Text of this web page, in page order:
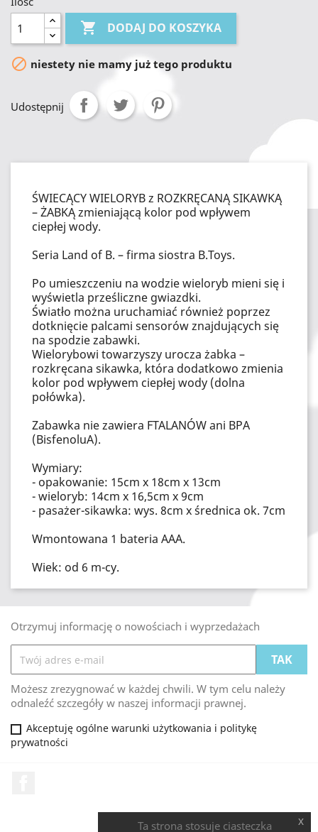
 DODAJ DO KOSZYKA
 niestety nie mamy już tego produktu
Udostępnij
ŚWIECĄCY WIELORYB z ROZKRĘCANĄ SIKAWKĄ
– ŻABKĄ zmieniającą kolor pod wpływem
ciepłej wody.
Seria Land of B. – firma siostra B.Toys.
Po umieszczeniu na wodzie wieloryb mieni się i
wyświetla prześliczne gwiazdki.
Światło można uruchamiać również poprzez
dotknięcie palcami sensorów znajdujących się
na spodzie zabawki.
Wielorybowi towarzyszy urocza żabka –
rozkręcana sikawka, która dodatkowo zmienia
kolor pod wpływem ciepłej wody (dolna
połówka).
Zabawka nie zawiera FTALANÓW ani BPA
(BisfenoluA).
Wymiary:
- opakowanie: 15cm x 18cm x 13cm
- wieloryb: 14cm x 16,5cm x 9cm
- pasażer-sikawka: wys. 8cm x średnica ok. 7cm
Wmontowana 1 bateria AAA.
Wiek: od 6 m-cy.
Otrzymuj informację o nowościach i wyprzedażach
Możesz zrezygnować w każdej chwili. W tym celu należy
odnaleźć szczegóły w naszej informacji prawnej.
Akceptuję ogólne warunki użytkowania i politykę
prywatności
Ta strona stosuje ciasteczka x